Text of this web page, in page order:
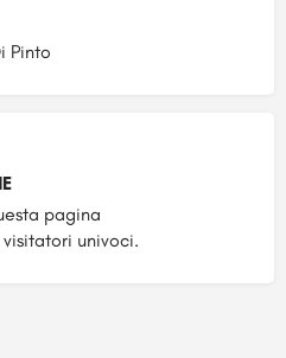
Pinto
pagina
univoci.